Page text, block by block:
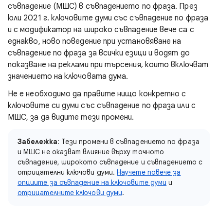
съвпадение (МШС) в съвпадението по фраза. През
юли 2021 г. ключовите думи със съвпадение по фраза
и с модификатор на широко съвпадение вече са с
еднакво, ново поведение при установяване на
съвпадение по фраза за всички езици и водят до
показване на реклами при търсения, които включват
значението на ключовата дума.
Не е необходимо да правите нищо конкретно с
ключовите си думи със съвпадение по фраза или с
МШС, за да видите тези промени.
Забележка: Тези промени в съвпадението по фраза
и МШС не оказват влияние върху точното
съвпадение, широкото съвпадение и съвпадението с
отрицателни ключови думи.Научете повече за
опциите за съвпадение на ключовите думи и
отрицателните ключови думи.